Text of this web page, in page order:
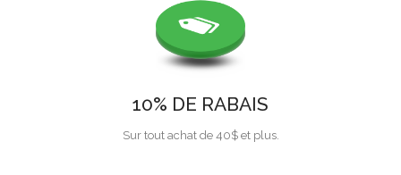
10% DE RABAIS
Sur tout achat de 40$ et plus.